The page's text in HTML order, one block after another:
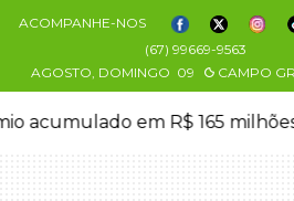
ACOMPANHE-NOS
(67) 99669-9563
AGOSTO, DOMINGO 09 CAMPO
acumulado em R$ 165